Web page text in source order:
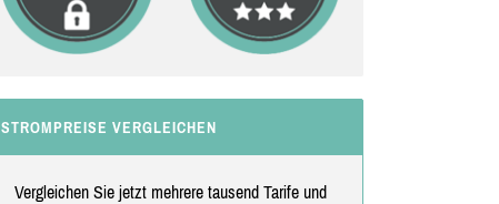
STROMPREISE VERGLEICHEN
Vergleichen Sie jetzt mehrere tausend Tarife und